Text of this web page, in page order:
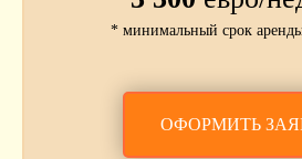
* минимальный срок
ОФОРМИТЬ